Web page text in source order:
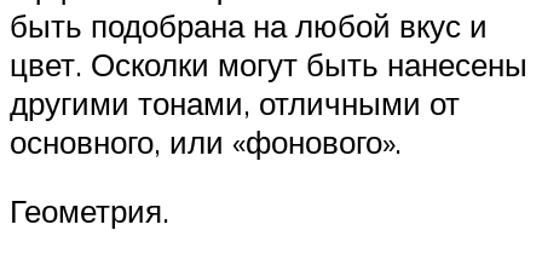
быть подобрана на любой вкус и
цвет. Осколки могут быть нанесены
другими тонами, отличными от
основного, или «фонового».
Геометрия.